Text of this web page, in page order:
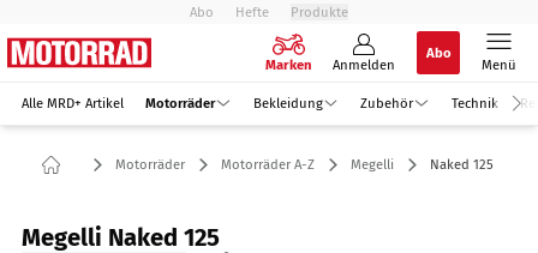
Abo Hefte Produkte
Marken Anmelden
Abo
Menü
Alle MRD+ Artikel Motorräder Bekleidung Zubehör Technik
Motorräder Motorräder A-Z Megelli Naked 125
Megelli Naked 125